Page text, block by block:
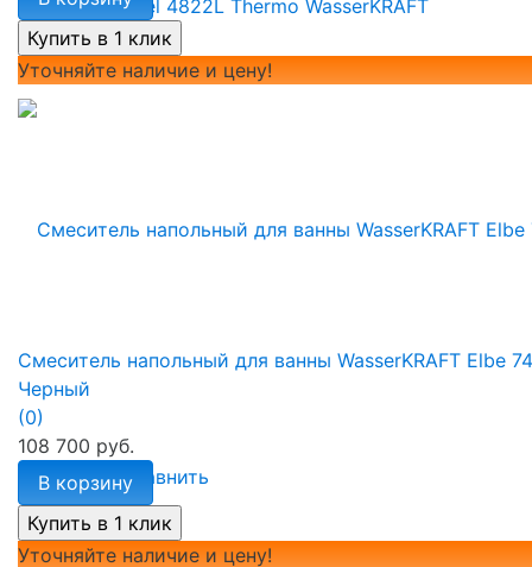
Уточняйте наличие и цену!
избранное сравнить
Смеситель напольный для ванны WasserKRAFT Elbe
Черный
(0)
108 700 руб.
В корзину
Уточняйте наличие и цену!